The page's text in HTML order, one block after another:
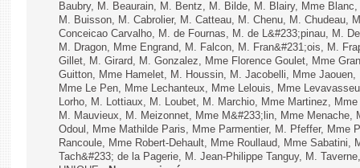
Baubry, M. Beaurain, M. Bentz, M. Bilde, M. Blairy, Mme
M. Buisson, M. Cabrolier, M. Catteau, M. Chenu, M. Chudeau,
Conceicao Carvalho, M. de Fournas, M. de L&#233;pinau, M.
M. Dragon, Mme Engrand, M. Falcon, M. Fran&#231;ois, M.
Gillet, M. Girard, M. Gonzalez, Mme Florence Goulet, Mme
Guitton, Mme Hamelet, M. Houssin, M. Jacobelli, Mme
Mme Le Pen, Mme Lechanteux, Mme Lelouis, Mme
Lorho, M. Lottiaux, M. Loubet, M. Marchio, Mme Martinez,
M. Mauvieux, M. Meizonnet, Mme M&#233;lin, Mme Menache,
Odoul, Mme Mathilde Paris, Mme Parmentier, M. Pfeffer, Mme
Rancoule, Mme Robert-Dehault, Mme Roullaud, Mme
Tach&#233; de la Pagerie, M. Jean-Philippe Tanguy, M.